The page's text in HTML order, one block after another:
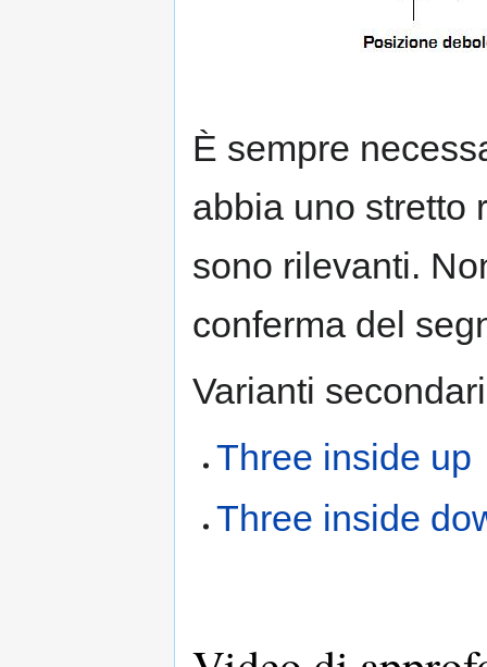
È sempre
abbia uno stretto
sono rilevanti.
conferma del
Varianti
Three inside up
Three inside